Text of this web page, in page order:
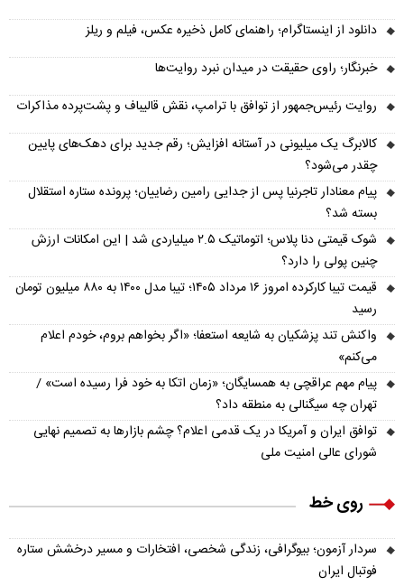
دانلود از اینستاگرام؛ راهنمای کامل ذخیره عکس، فیلم و ریلز
خبرنگار؛ راوی حقیقت در میدان نبرد روایت‌ها
روایت رئیس‌جمهور از توافق با ترامپ، نقش قالیباف و پشت‌پرده مذاکرات
کالابرگ یک میلیونی در آستانه افزایش؛ رقم جدید برای دهک‌های پایین
چقدر می‌شود؟
پیام معنادار تاجرنیا پس از جدایی رامین رضاییان؛ پرونده ستاره استقلال
بسته شد؟
شوک قیمتی دنا پلاس؛ اتوماتیک ۲.۵ میلیاردی شد | این امکانات ارزش
چنین پولی را دارد؟
قیمت تیبا کارکرده امروز ۱۶ مرداد ۱۴۰۵؛ تیبا مدل ۱۴۰۰ به ۸۸۰ میلیون تومان
رسید
واکنش تند پزشکیان به شایعه استعفا؛ «اگر بخواهم بروم، خودم اعلام
می‌کنم»
پیام مهم عراقچی به همسایگان؛ «زمان اتکا به خود فرا رسیده است» /
تهران چه سیگنالی به منطقه داد؟
توافق ایران و آمریکا در یک قدمی اعلام؟ چشم بازارها به تصمیم نهایی
شورای عالی امنیت ملی
روی خط
سردار آزمون؛ بیوگرافی، زندگی شخصی، افتخارات و مسیر درخشش ستاره
فوتبال ایران